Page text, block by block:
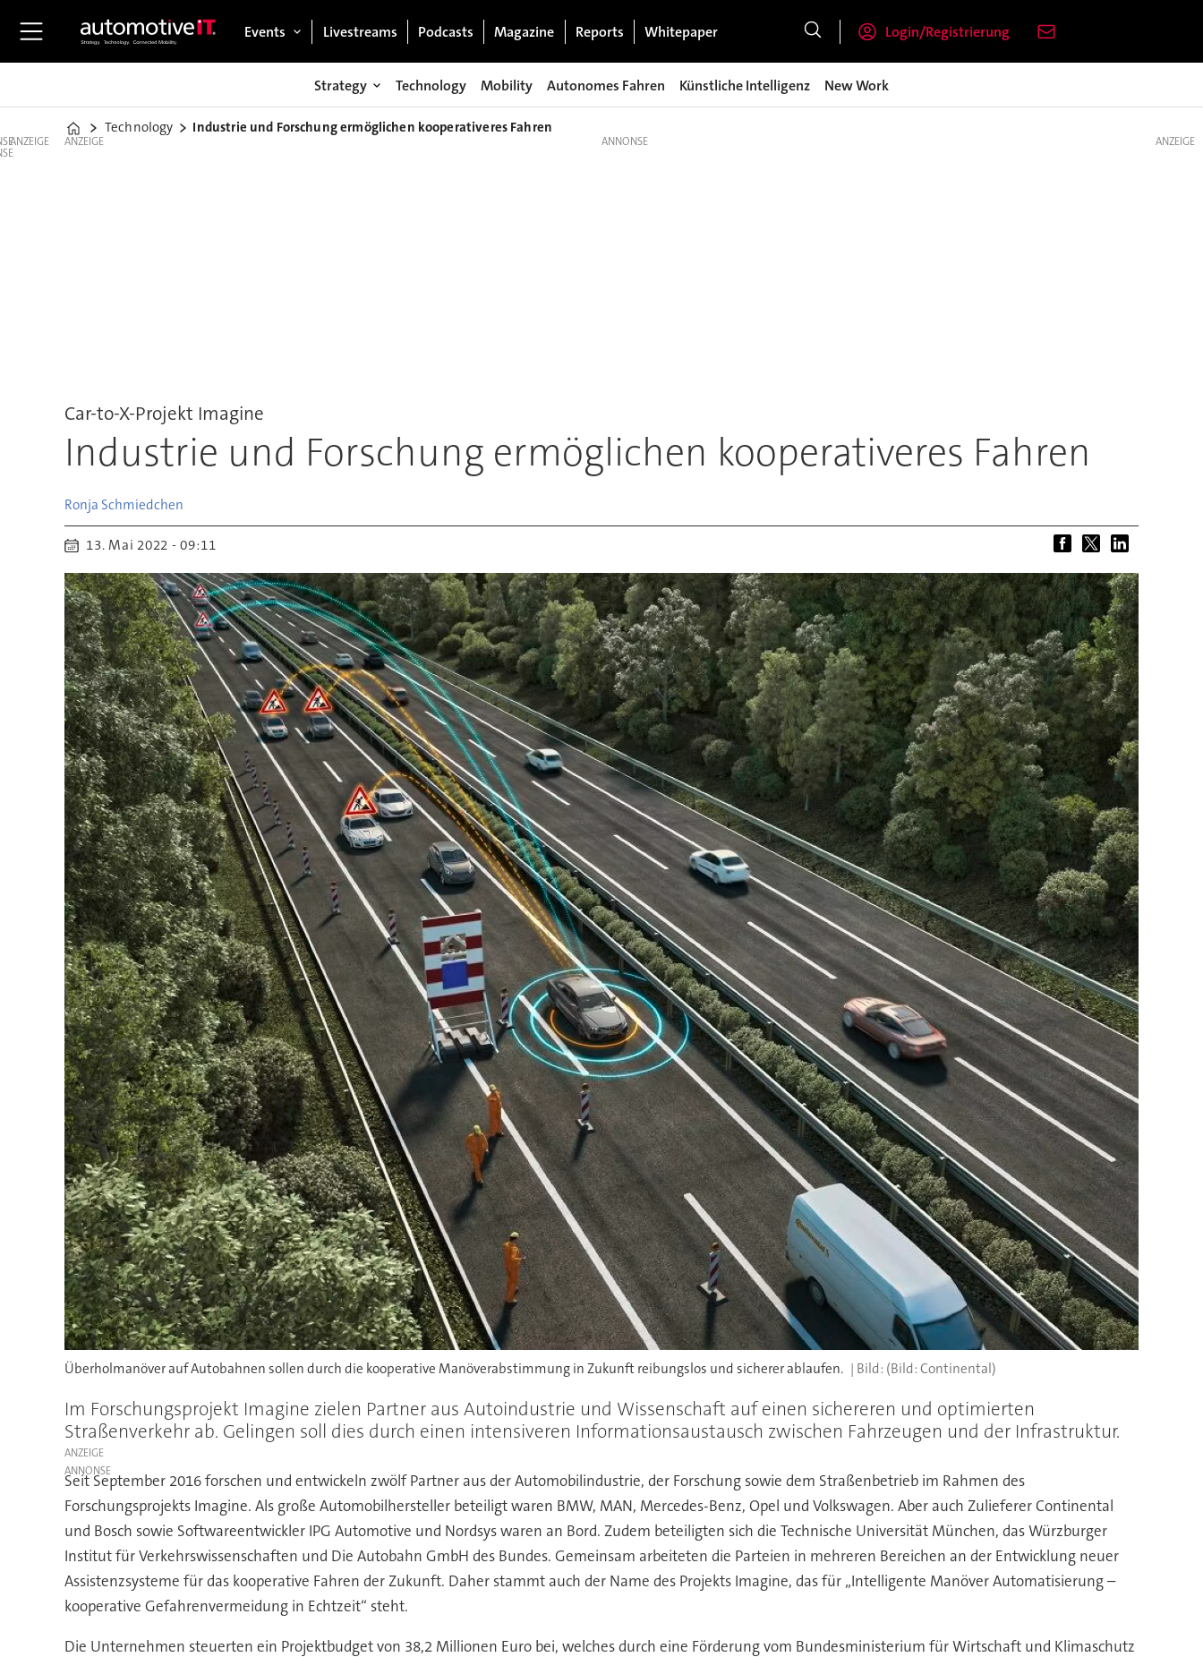
Events Livestreams Podcasts Magazine Reports Whitepaper Login/Registrierung
Strategy Technology Mobility Autonomes Fahren Künstliche Intelligenz New Work
Home
Technology Industrie und Forschung ermöglichen kooperativeres Fahren
ANZEIGE ANZEIGE
Car-to-X-Projekt Imagine
Industrie und Forschung ermöglichen kooperativeres Fahren
Ronja Schmiedchen
13. Mai 2022 - 09:11
Überholmanöver auf Autobahnen sollen durch die kooperative Manöverabstimmung in Zukunft reibungslos und sicherer ablaufen. (Bild: Continental)
Im Forschungsprojekt Imagine zielen Partner aus Autoindustrie und Wissenschaft auf einen sichereren und optimierten
Straßenverkehr ab. Gelingen soll dies durch einen intensiveren Informationsaustausch zwischen Fahrzeugen und der Infrastruktur.
ANZEIGE
Seit September 2016 forschen und entwickeln zwölf Partner aus der Automobilindustrie, der Forschung sowie dem Straßenbetrieb im Rahmen des
Forschungsprojekts Imagine. Als große Automobilhersteller beteiligt waren BMW, MAN, Mercedes-Benz, Opel und Volkswagen. Aber auch Zulieferer Continental
und Bosch sowie Softwareentwickler IPG Automotive und Nordsys waren an Bord. Zudem beteiligten sich die Technische Universität München, das Würzburger
Institut für Verkehrswissenschaften und Die Autobahn GmbH des Bundes. Gemeinsam arbeiteten die Parteien in mehreren Bereichen an der Entwicklung neuer
Assistenzsysteme für das kooperative Fahren der Zukunft. Daher stammt auch der Name des Projekts Imagine, das für „Intelligente Manöver Automatisierung –
kooperative Gefahrenvermeidung in Echtzeit“ steht.
Die Unternehmen steuerten ein Projektbudget von 38,2 Millionen Euro bei, welches durch eine Förderung vom Bundesministerium für Wirtschaft und Klimaschutz
ANZEIGE